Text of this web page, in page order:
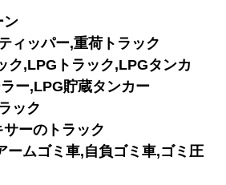
ン
ィッパー,重荷トラック
ク,LPGトラック,LPGタンカ
ー,LPG貯蔵タンカー
ック
ーのトラック
ームゴミ車,自負ゴミ車,ゴミ圧